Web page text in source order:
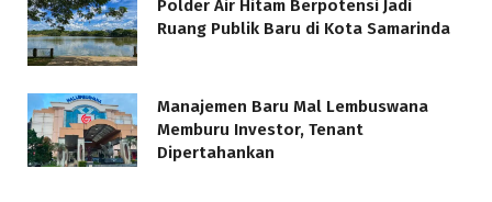
Polder Air Hitam Berpotensi Jadi
Ruang Publik Baru di Kota Samarinda
Manajemen Baru Mal Lembuswana
Memburu Investor, Tenant
Dipertahankan